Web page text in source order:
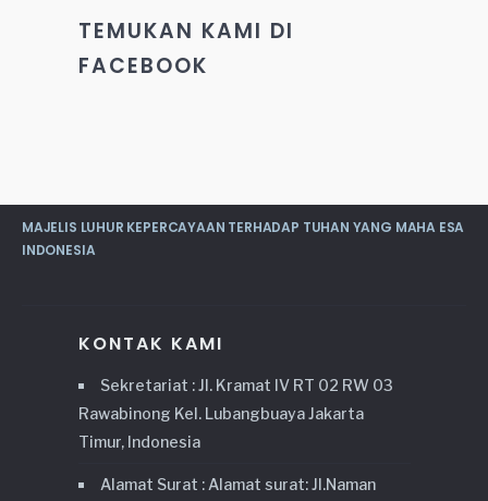
TEMUKAN KAMI DI
FACEBOOK
MAJELIS LUHUR KEPERCAYAAN TERHADAP TUHAN YANG MAHA ESA
INDONESIA
KONTAK KAMI
Sekretariat : Jl. Kramat IV RT 02 RW 03
Rawabinong Kel. Lubangbuaya Jakarta
Timur, Indonesia
Alamat Surat : Alamat surat: Jl.Naman